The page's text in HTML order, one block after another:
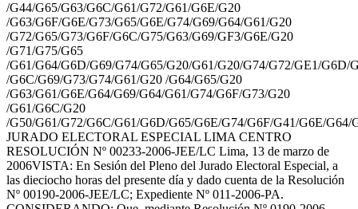
/G44/G65/G63/G6C/G61/G72/G61/G6E/G20
/G63/G6F/G6E/G73/G65/G6E/G74/G69/G64/G61/G20
/G72/G65/G73/G6F/G6C/G75/G63/G69/GF3/G6E/G20
/G71/G75/G65
/G61/G64/G6D/G69/G74/G65/G20/G61/G20/G74/G72/GE1/
/G6C/G69/G73/G74/G61/G20 /G64/G65/G20
/G63/G61/G6E/G64/G69/G64/G61/G74/G6F/G73/G20
/G61/G6C/G20
/G50/G61/G72/G6C/G61/G6D/G65/G6E/G74/G6F/G41/G6E/
JURADO ELECTORAL ESPECIAL LIMA CENTRO
RESOLUCIÓN Nº 00233-2006-JEE/LC Lima, 13 de marzo de
2006VISTA: En Sesión del Pleno del Jurado Electoral Especial, a
las dieciocho horas del presente día y dado cuenta de la Resolución
Nº 00190-2006-JEE/LC; Expediente Nº 011-2006-PA.